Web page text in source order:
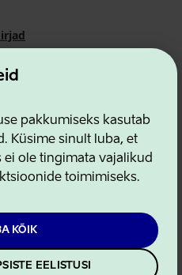
pakkumiseks kasutab
Küsime sinult luba, et
ei ole tingimata vajalikud
toimimiseks.
KÕIK
EELISTUSI